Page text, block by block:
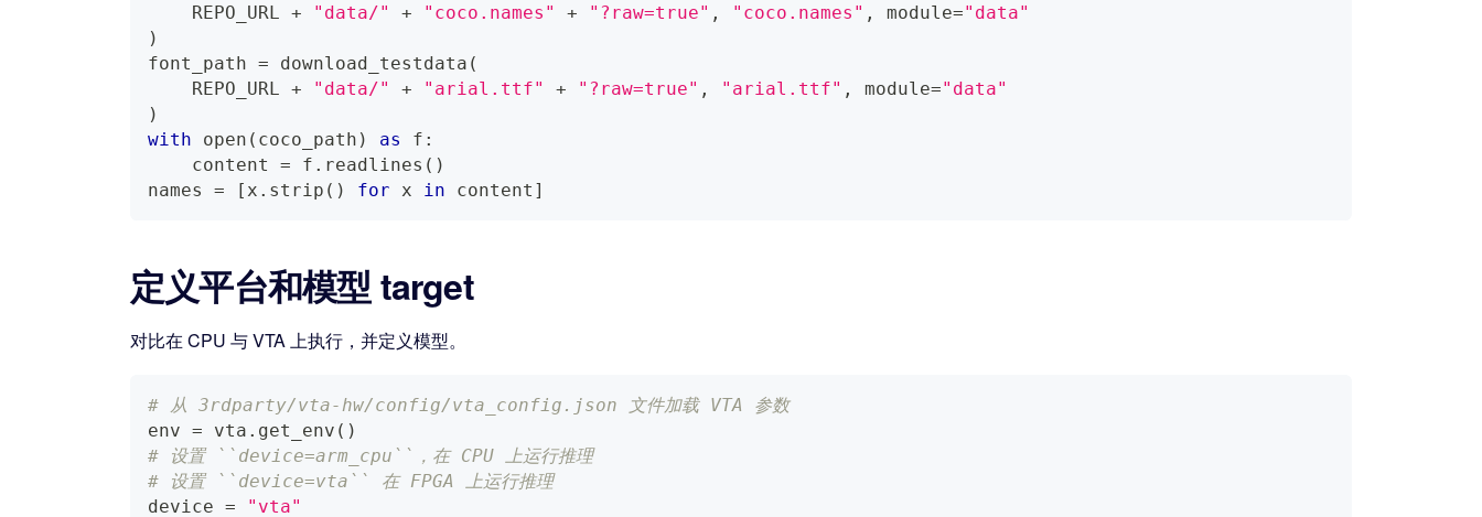
    REPO_URL
+ "data/" + "coco.names" + "?raw=true" , "coco.names" , module="data"
)
font_path = download_testdata (
    REPO_URL
+ "data/" + "arial.ttf" + "?raw=true" , "arial.ttf" , module="data"
)
with
open ( coco_path ) as f :
    content
= f . readlines ( )
names = [ x . strip ( ) for x in content ]
定义平台和模型 target
对比在 CPU 与 VTA 上执行，并定义模型。
# 从 3rdparty/vta-hw/config/vta_config.json 文件加载 VTA 参数
env = vta . get_env ( )
# 设置 ``device=arm_cpu``，在 CPU 上运行推理
# 设置 ``device=vta`` 在 FPGA 上运行推理
device =
"vta"